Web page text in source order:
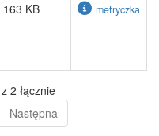
163 KB metryczka
2 łącznie
Następna